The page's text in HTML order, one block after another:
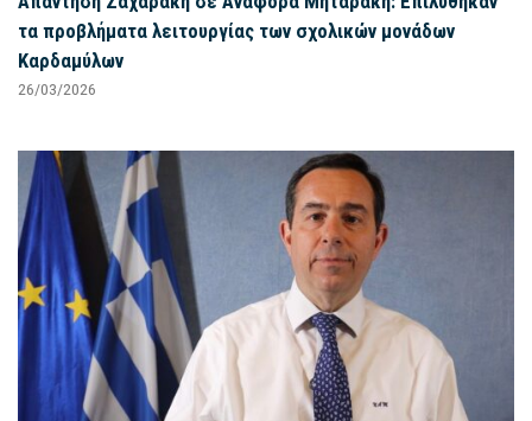
τα προβλήματα λειτουργίας των σχολικών μονάδων
Καρδαμύλων
26/03/2026